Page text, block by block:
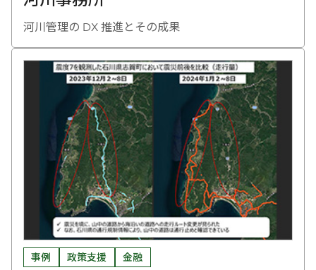
河川管理の DX 推進とその成果
事例 政策支援 金融